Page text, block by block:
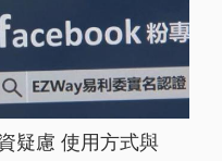
疑慮 使用方式與